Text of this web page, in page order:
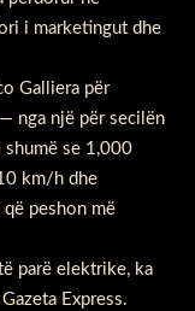
i marketingut dhe
Galliera për
nga një për secilën
se 1,000
km/h dhe
peshon më
parë elektrike, ka
Gazeta Express.